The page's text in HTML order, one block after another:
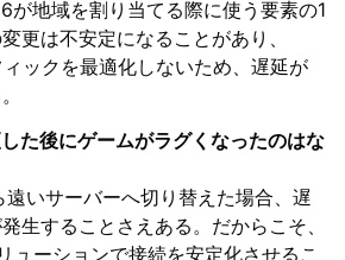
が地域を割り当てる際に使う要素の1
更は不安定になることがあり、
ックを最適化しないため、遅延が
た後にゲームがラグくなったのはな
いサーバーへ切り替えた場合、遅
生することさえある。だからこそ、
ューションで接続を安定化させるこ